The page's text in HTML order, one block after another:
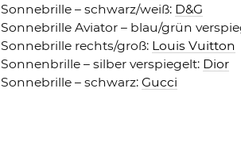
Sonnebrille – schwarz/weiß: D&G
Sonnebrille Aviator – blau/grün
Sonnebrille rechts/groß: Louis Vuitton
Sonnenbrille – silber verspiegelt: Dior
Sonnebrille – schwarz: Gucci